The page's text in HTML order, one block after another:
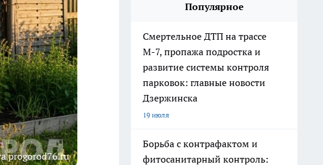
progorod76.ru
Популярное
Смертельное ДТП на трассе
М-7, пропажа подростка и
развитие системы контроля
парковок: главные новости
Дзержинска
19 июля
Борьба с контрафактом и
фитосанитарный контроль: